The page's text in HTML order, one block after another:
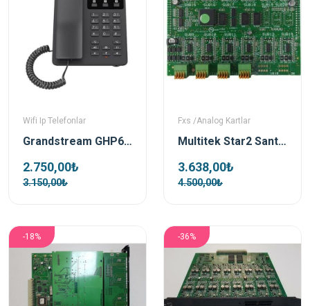
Wifi Ip Telefonlar
Grandstream GHP621W Otel Sip IP Telefon
2.750,00₺
3.150,00₺
Fxs /Analog Kartlar
Multitek Star2 Santral 8 Dahili Abone Kartı
3.638,00₺
4.500,00₺
-18% -36%